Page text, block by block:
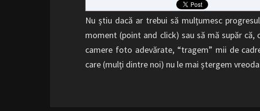
Nu știu dacă ar trebui să mulțumesc
moment (point and click) sau să mă supăr
camere foto adevărate, “tragem” mii de
care (mulți dintre noi) nu le mai ștergem